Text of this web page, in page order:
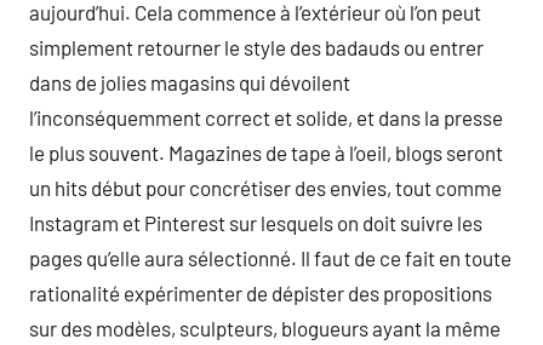
aujourd’hui. Cela commence à l’extérieur où l’on peut
simplement retourner le style des badauds ou entrer
dans de jolies magasins qui dévoilent
l’inconséquemment correct et solide, et dans la presse
le plus souvent. Magazines de tape à l’oeil, blogs seront
un hits début pour concrétiser des envies, tout comme
Instagram et Pinterest sur lesquels on doit suivre les
pages qu’elle aura sélectionné. Il faut de ce fait en toute
rationalité expérimenter de dépister des propositions
sur des modèles, sculpteurs, blogueurs ayant la même